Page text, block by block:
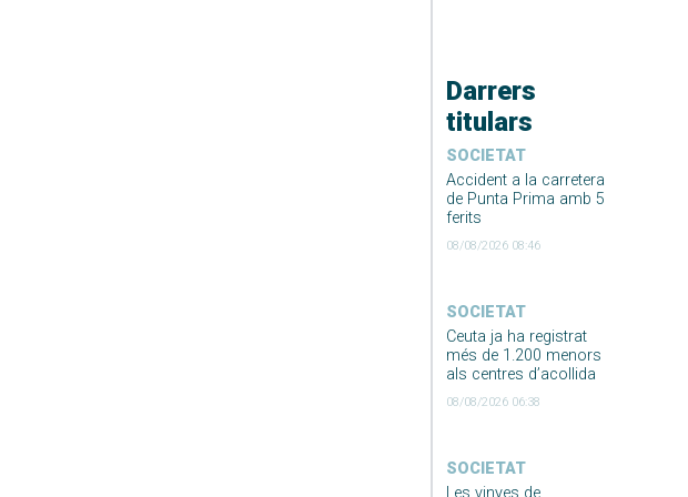
Darrers
titulars
SOCIETAT
Accident a la carretera
de Punta Prima amb 5
ferits
08/08/2026 08:46
SOCIETAT
Ceuta ja ha registrat
més de 1.200 menors
als centres d’acollida
08/08/2026 06:38
SOCIETAT
Les vinyes de